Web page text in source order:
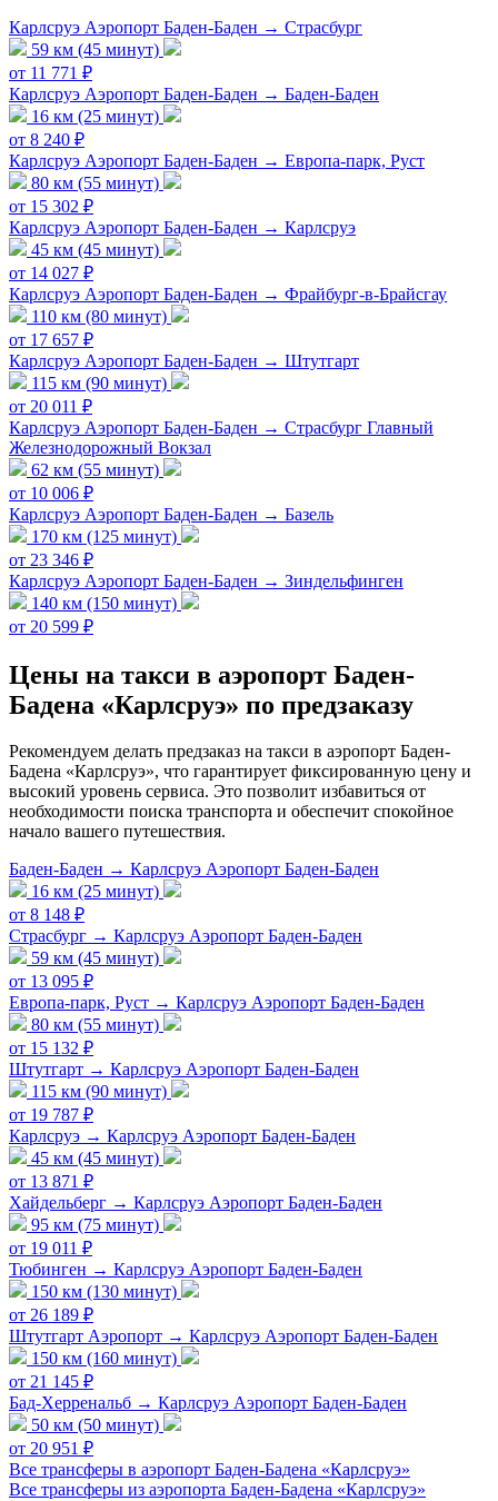
Карлсруэ Аэропорт Баден-Баден → Страсбург
59 км (45 минут)
от 11 771 ₽
Карлсруэ Аэропорт Баден-Баден → Баден-Баден
16 км (25 минут)
от 8 240 ₽
Карлсруэ Аэропорт Баден-Баден → Европа-парк, Руст
80 км (55 минут)
от 15 302 ₽
Карлсруэ Аэропорт Баден-Баден → Карлсруэ
45 км (45 минут)
от 14 027 ₽
Карлсруэ Аэропорт Баден-Баден → Фрайбург-в-Брайсгау
110 км (80 минут)
от 17 657 ₽
Карлсруэ Аэропорт Баден-Баден → Штутгарт
115 км (90 минут)
от 20 011 ₽
Карлсруэ Аэропорт Баден-Баден → Страсбург Главный
Железнодорожный Вокзал
62 км (55 минут)
от 10 006 ₽
Карлсруэ Аэропорт Баден-Баден → Базель
170 км (125 минут)
от 23 346 ₽
Карлсруэ Аэропорт Баден-Баден → Зиндельфинген
140 км (150 минут)
от 20 599 ₽
Цены на такси в аэропорт Баден-
Бадена «Карлсруэ» по предзаказу
Рекомендуем делать предзаказ на такси в аэропорт Баден-
Бадена «Карлсруэ», что гарантирует фиксированную цену и
высокий уровень сервиса. Это позволит избавиться от
необходимости поиска транспорта и обеспечит спокойное
начало вашего путешествия.
Баден-Баден → Карлсруэ Аэропорт Баден-Баден
16 км (25 минут)
от 8 148 ₽
Страсбург → Карлсруэ Аэропорт Баден-Баден
59 км (45 минут)
от 13 095 ₽
Европа-парк, Руст → Карлсруэ Аэропорт Баден-Баден
80 км (55 минут)
от 15 132 ₽
Штутгарт → Карлсруэ Аэропорт Баден-Баден
115 км (90 минут)
от 19 787 ₽
Карлсруэ → Карлсруэ Аэропорт Баден-Баден
45 км (45 минут)
от 13 871 ₽
Хайдельберг → Карлсруэ Аэропорт Баден-Баден
95 км (75 минут)
от 19 011 ₽
Тюбинген → Карлсруэ Аэропорт Баден-Баден
150 км (130 минут)
от 26 189 ₽
Штутгарт Аэропорт → Карлсруэ Аэропорт Баден-Баден
150 км (160 минут)
от 21 145 ₽
Бад-Херренальб → Карлсруэ Аэропорт Баден-Баден
50 км (50 минут)
от 20 951 ₽
Все трансферы в аэропорт Баден-Бадена «Карлсруэ»
Все трансферы из аэропорта Баден-Бадена «Карлсруэ»